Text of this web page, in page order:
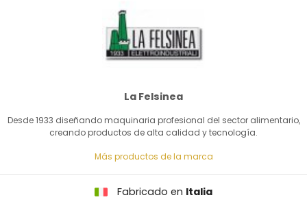
La Felsinea
Desde 1933 diseñando maquinaria profesional del sector alimentario,
creando productos de alta calidad y tecnología.
Más productos de la marca
Fabricado en Italia